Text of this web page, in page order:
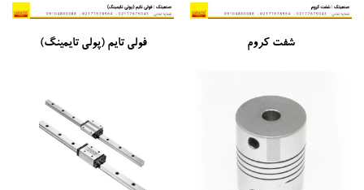
شفت کروم فولی تایم (پولی تایمینگ)